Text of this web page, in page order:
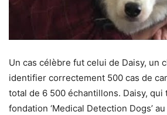
Un cas célèbre fut celui de Daisy, un
identifier correctement 500 cas de
total de 6 500 échantillons. Daisy, qui
fondation ‘Medical Detection Dogs’